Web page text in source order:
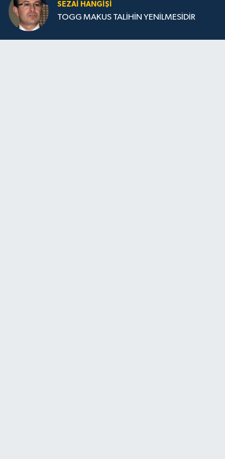
SEZAI HANGİŞİ
TOGG MAKUS TALİHİN YENİLMESİDİR